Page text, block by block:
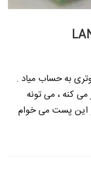
به حساب میاد .
کنه ، می تونه
این پست می خوام